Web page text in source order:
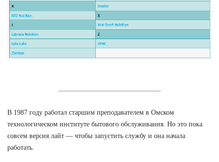
В 1987 году работал старшим преподавателем в Омском
технологическом институте бытового обслуживания. Но это пока
совсем версия лайт — чтобы запустить службу и она начала
работать.